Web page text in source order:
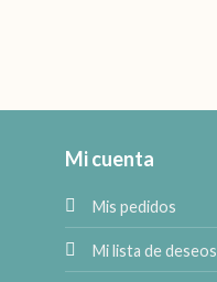
Mi cuenta
Mis pedidos
Mi lista de deseos